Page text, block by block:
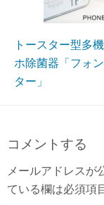
トースター型多
ホ除菌器「フォ
ター」
コメントする
メールアドレスが
ている欄は必須項